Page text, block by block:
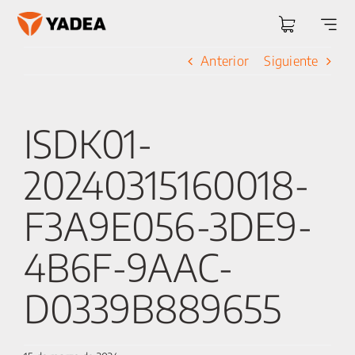
Saltar
Anterior Siguiente
ISDK01-
20240315160018-
F3A9E056-3DE9-
4B6F-9AAC-
D0339B889655